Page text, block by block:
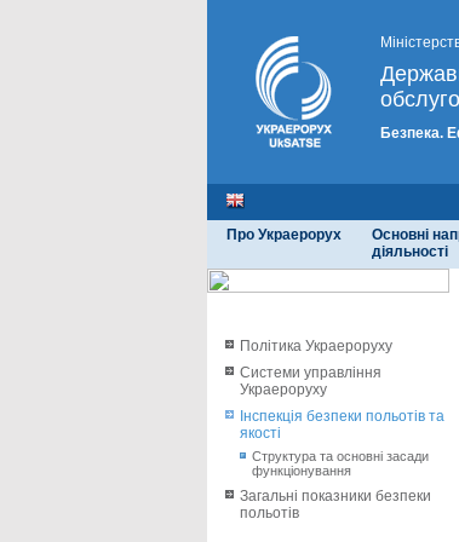
Безпека.
Про Украерорух
Основні
діяльності
Політика Украероруху
Системи управління
Украероруху
Інспекція безпеки польотів та
якості
Структура та основні засади
функціонування
Загальні показники безпеки
польотів